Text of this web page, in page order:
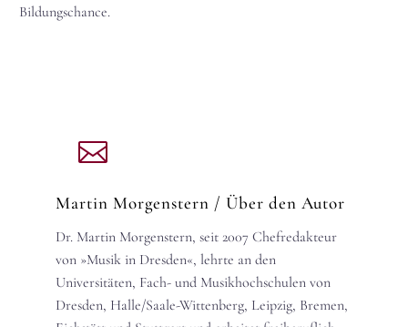
Bildungschance.
Martin Morgenstern / Über den Autor
Dr. Martin Morgenstern, seit 2007 Chefredakteur
von »Musik in Dresden«, lehrte an den
Universitäten, Fach- und Musikhochschulen von
Dresden, Halle/Saale-Wittenberg, Leipzig, Bremen,